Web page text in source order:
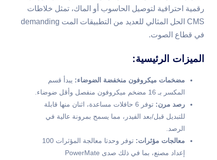
رقمية احترافية لتوصيل الحاسوب أو الماك، تمثل خلاطات
CMS الحل المثالي للعديد من التطبيقات المت demanding
في قطاع الصوت.
الميزات الرئيسية:
مضخمات ميكروفون منخفضة الضوضاء: يبدأ قسم
المكسر بـ 16 مضخم ميكروفون منفصل وأقل ضوضاء.
رصد مرن:
توفر 6 حافلات مساعدة، اثنان منها قابلة
للتبديل قبل/بعد الفيدر، مما يسمح بمرونة عالية في
الرصد.
معالجات مؤثرات:
توفر وحدتا معالجة المؤثرات 100
إعداد مصنع، بما في ذلك صدى PowerMate